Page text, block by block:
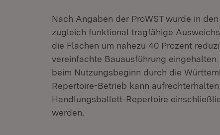
Nach Angaben der ProWST wurde in
zugleich funktional tragfähige
die Flächen um nahezu 40 Prozent
vereinfachte Bauausführung
beim Nutzungsbeginn durch die
Repertoire-Betrieb kann
Handlungsballett-Repertoire
werden.